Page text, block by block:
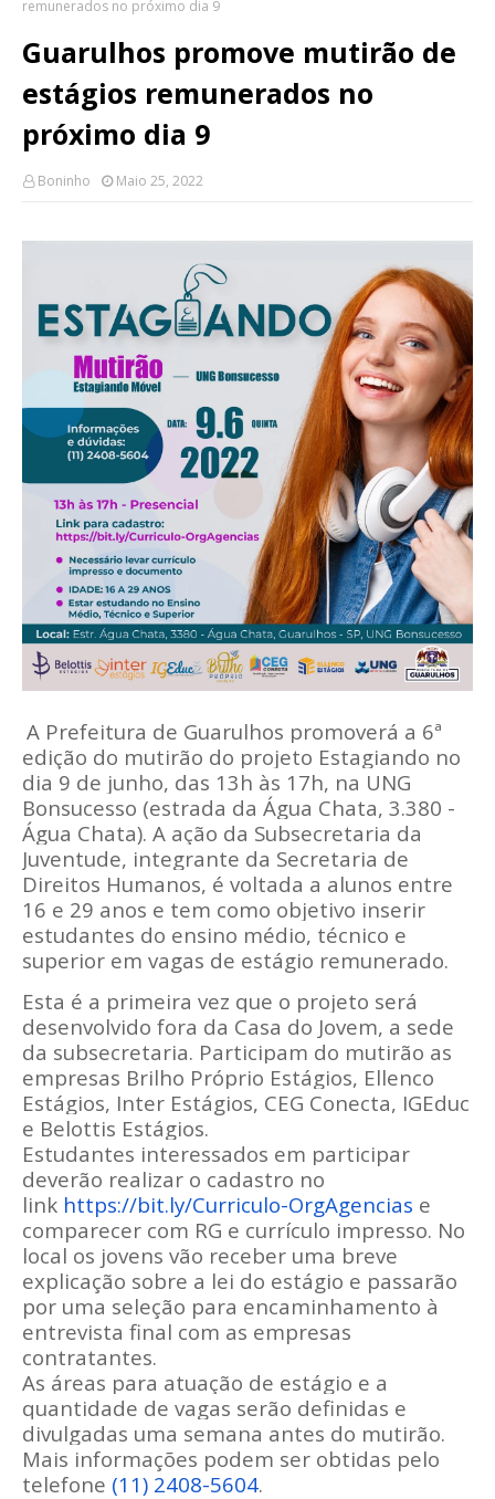
remunerados no próximo dia 9
Guarulhos promove mutirão de
estágios remunerados no
próximo dia 9
Boninho Maio 25, 2022
A Prefeitura de Guarulhos promoverá a 6ª
edição do mutirão do projeto Estagiando no
dia 9 de junho, das 13h às 17h, na UNG
Bonsucesso (estrada da Água Chata, 3.380 -
Água Chata). A ação da Subsecretaria da
Juventude, integrante da Secretaria de
Direitos Humanos, é voltada a alunos entre
16 e 29 anos e tem como objetivo inserir
estudantes do ensino médio, técnico e
superior em vagas de estágio remunerado.
Esta é a primeira vez que o projeto será
desenvolvido fora da Casa do Jovem, a sede
da subsecretaria. Participam do mutirão as
empresas Brilho Próprio Estágios, Ellenco
Estágios, Inter Estágios, CEG Conecta, IGEduc
e Belottis Estágios.
Estudantes interessados em participar
deverão realizar o cadastro no
link https://bit.ly/Curriculo-OrgAgencias e
comparecer com RG e currículo impresso. No
local os jovens vão receber uma breve
explicação sobre a lei do estágio e passarão
por uma seleção para encaminhamento à
entrevista final com as empresas
contratantes.
As áreas para atuação de estágio e a
quantidade de vagas serão definidas e
divulgadas uma semana antes do mutirão.
Mais informações podem ser obtidas pelo
telefone (11) 2408-5604.